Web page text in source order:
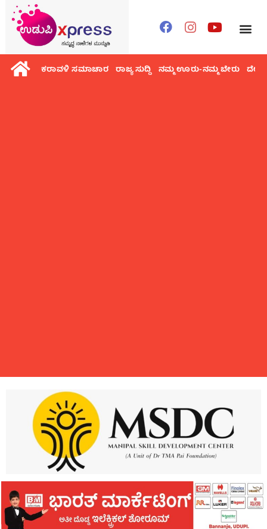
ಕರಾವಳಿ ಸಮಾಚಾರ ರಾಜ್ಯ ಸುದ್ದಿ ನಮ್ಮ ಊರು-ನಮ್ಮ ಬೇರು ದೇಶ